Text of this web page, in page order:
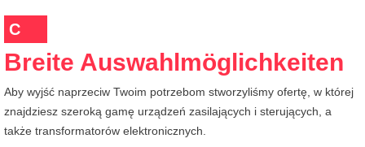
C
Breite Auswahlmöglichkeiten
Aby wyjść naprzeciw Twoim potrzebom stworzyliśmy ofertę, w której
znajdziesz szeroką gamę urządzeń zasilających i sterujących, a
także transformatorów elektronicznych.